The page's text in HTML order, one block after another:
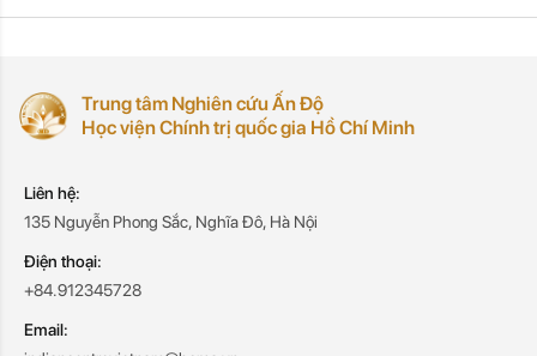
biên giới Tây Nam Bộ - Lý
Trung tâm Nghiên cứu Ấn Độ
Học viện Chính trị quốc gia Hồ Chí Minh
Liên hệ:
135 Nguyễn Phong Sắc, Nghĩa Đô, Hà Nội
Điện thoại:
+84.912345728
Email: